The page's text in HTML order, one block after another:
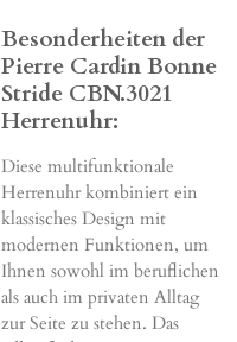
Besonderheiten der
Pierre Cardin Bonne
Stride CBN.3021
Herrenuhr:
Diese multifunktionale
Herrenuhr kombiniert ein
klassisches Design mit
modernen Funktionen, um
Ihnen sowohl im beruflichen
als auch im privaten Alltag
zur Seite zu stehen. Das